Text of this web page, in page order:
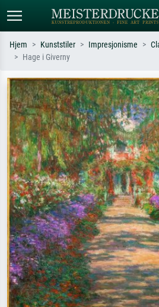
Søk etter kunstner, tittel eller stil – for
eksempel Monet, Stjernenatt,
impresjonisme, Hokusai-bølgen, akt.
Hjem Kunststiler Impresjonisme
Hage i Giverny